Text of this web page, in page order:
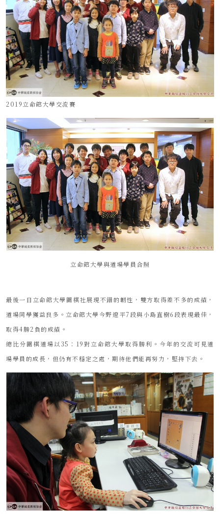
2019立命館大學交流賽
立命館大學與道場學員合照
最後一日立命館大學圍棋社展現不錯的韌性，雙方取得差不多的成績，
道場同學獲益良多。立命館大學今野遼平7段與小島直樹6段表現最佳，
取得4勝2負的成績。
總比分圍棋道場以35：19對立命館大學取得勝利。今年的交流可見道
場學員的成長，但仍有不穩定之處，期待他們能再努力，堅持下去。